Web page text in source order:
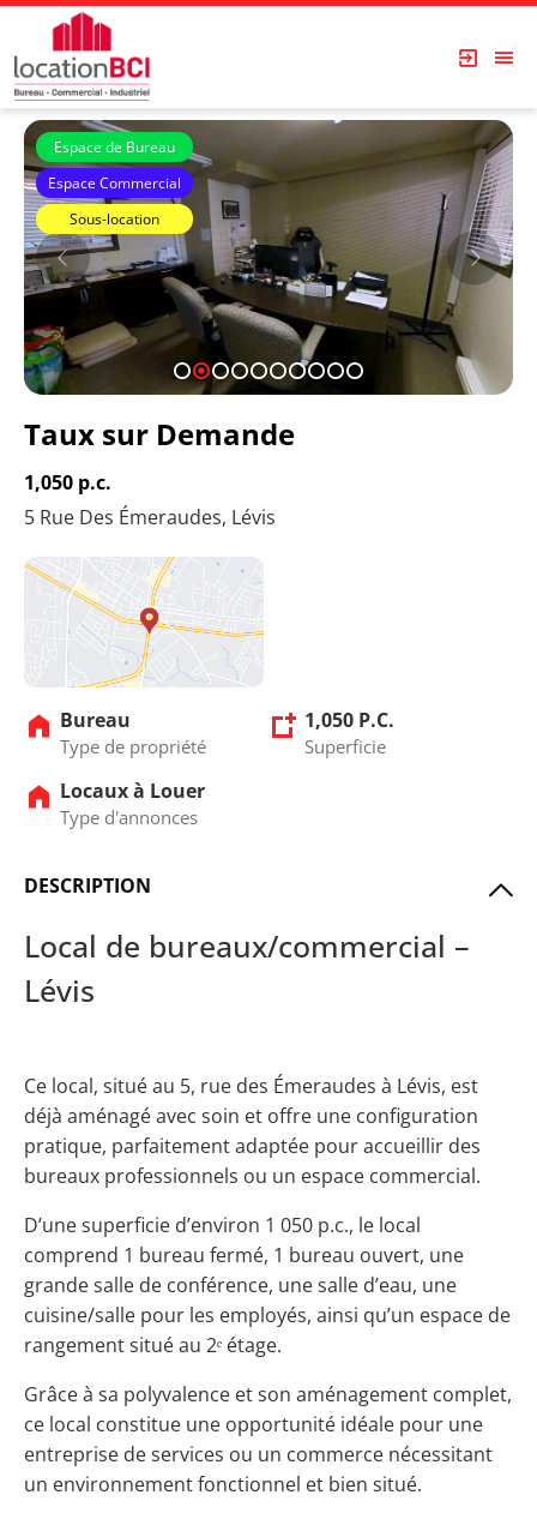
1 2 3 4 5 6 7 8 910
Espace de Bureau
Espace Commercial
Sous-location
Taux sur Demande
1,050 p.c.
5 Rue Des Émeraudes, Lévis
Bureau
Type de propriété
1,050 P.C.
Superficie
Locaux à Louer
Type d'annonces
DESCRIPTION
Local de bureaux/commercial –
Lévis
Ce local, situé au 5, rue des Émeraudes à Lévis, est
déjà aménagé avec soin et offre une configuration
pratique, parfaitement adaptée pour accueillir des
bureaux professionnels ou un espace commercial.
D’une superficie d’environ 1 050 p.c., le local
comprend 1 bureau fermé, 1 bureau ouvert, une
grande salle de conférence, une salle d’eau, une
cuisine/salle pour les employés, ainsi qu’un espace de
rangement situé au 2ᵉ étage.
Grâce à sa polyvalence et son aménagement complet,
ce local constitue une opportunité idéale pour une
entreprise de services ou un commerce nécessitant
un environnement fonctionnel et bien situé.